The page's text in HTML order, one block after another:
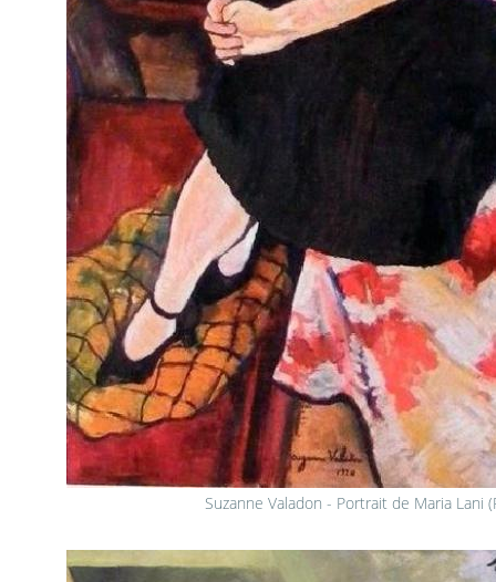
Suzanne Valadon - Portrait de Maria Lani